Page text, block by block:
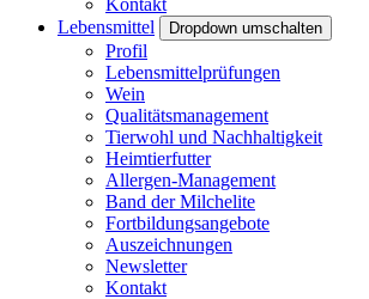
Kontakt
Lebensmittel
Dropdown umschalten
Profil
Lebensmittelprüfungen
Wein
Qualitätsmanagement
Tierwohl und Nachhaltigkeit
Heimtierfutter
Allergen-Management
Band der Milchelite
Fortbildungsangebote
Auszeichnungen
Newsletter
Kontakt